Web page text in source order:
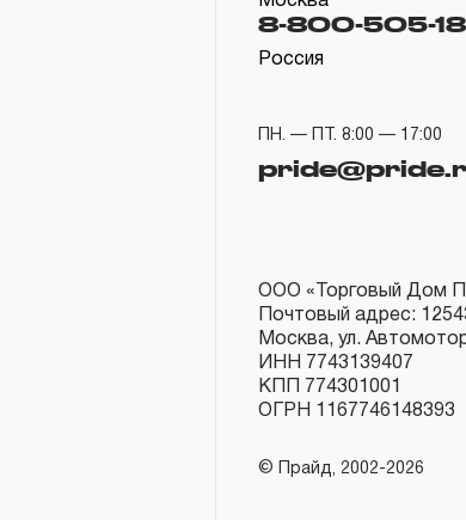
8-800-505-
Россия
ПН. — ПТ. 8:00 — 17:00
ООО «Торговый Дом
Почтовый адрес:
Москва, ул.
ИНН 7743139407
КПП 774301001
ОГРН 1167746148393
© Прайд, 2002-2026